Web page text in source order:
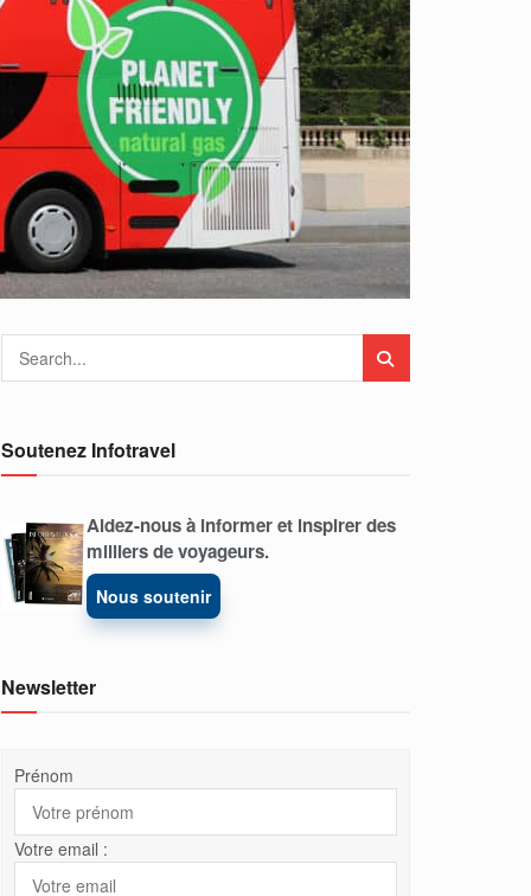
Soutenez Infotravel
Aidez-nous à informer et inspirer des
milliers de voyageurs.
Nous soutenir
Newsletter
Prénom
Votre email :